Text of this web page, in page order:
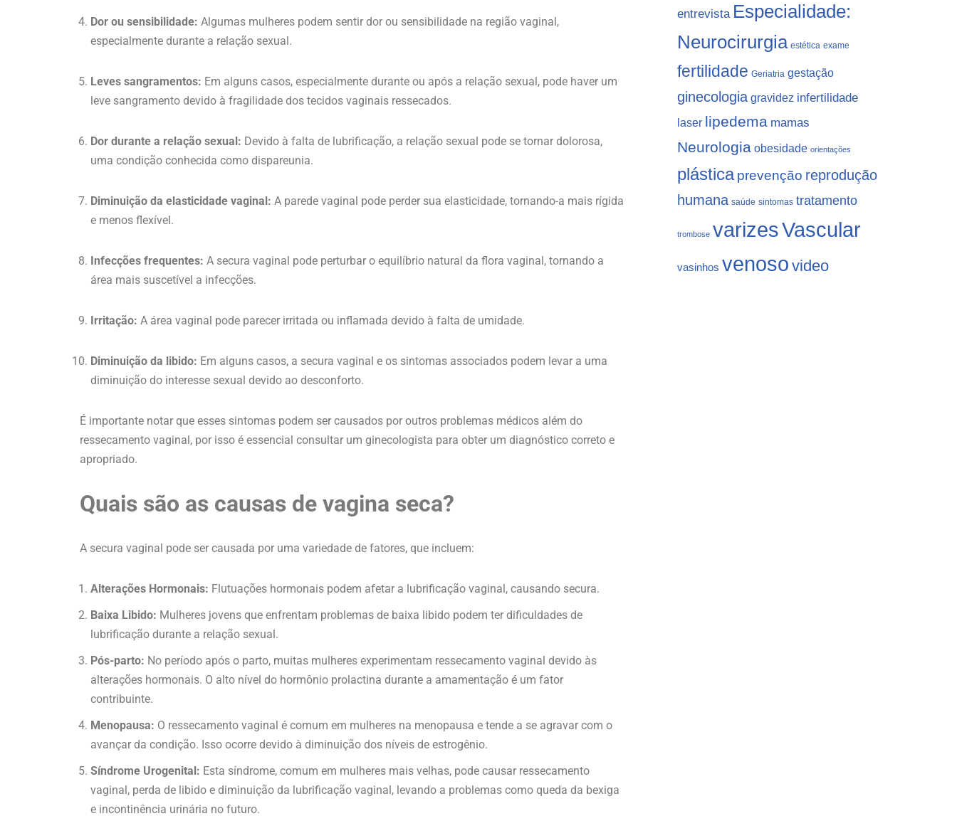
Dor ou sensibilidade: Algumas mulheres podem sentir dor ou sensibilidade na região vaginal,
especialmente durante a relação sexual.
Leves sangramentos: Em alguns casos, especialmente durante ou após a relação sexual, pode haver um
leve sangramento devido à fragilidade dos tecidos vaginais ressecados.
Dor durante a relação sexual: Devido à falta de lubrificação, a relação sexual pode se tornar dolorosa,
uma condição conhecida como dispareunia.
Diminuição da elasticidade vaginal: A parede vaginal pode perder sua elasticidade, tornando-a mais rígida
e menos flexível.
Infecções frequentes: A secura vaginal pode perturbar o equilíbrio natural da flora vaginal, tornando a
área mais suscetível a infecções.
Irritação: A área vaginal pode parecer irritada ou inflamada devido à falta de umidade.
Diminuição da libido: Em alguns casos, a secura vaginal e os sintomas associados podem levar a uma
diminuição do interesse sexual devido ao desconforto.
É importante notar que esses sintomas podem ser causados por outros problemas médicos além do
ressecamento vaginal, por isso é essencial consultar um ginecologista para obter um diagnóstico correto e
apropriado.
Quais são as causas de vagina seca?
A secura vaginal pode ser causada por uma variedade de fatores, que incluem:
Alterações Hormonais: Flutuações hormonais podem afetar a lubrificação vaginal, causando secura.
Baixa Libido: Mulheres jovens que enfrentam problemas de baixa libido podem ter dificuldades de
lubrificação durante a relação sexual.
Pós-parto: No período após o parto, muitas mulheres experimentam ressecamento vaginal devido às
alterações hormonais. O alto nível do hormônio prolactina durante a amamentação é um fator
contribuinte.
Menopausa: O ressecamento vaginal é comum em mulheres na menopausa e tende a se agravar com o
avançar da condição. Isso ocorre devido à diminuição dos níveis de estrogênio.
Síndrome Urogenital: Esta síndrome, comum em mulheres mais velhas, pode causar ressecamento
vaginal, perda de libido e diminuição da lubrificação vaginal, levando a problemas como queda da bexiga
e incontinência urinária no futuro.
entrevista Especialidade:
Neurocirurgia estética exame
fertilidade Geriatria gestação
ginecologia gravidez infertilidade
laser lipedema mamas
Neurologia obesidade orientações
plástica prevenção reprodução
humana saúde sintomas tratamento
trombose varizesVascular
vasinhos venoso video